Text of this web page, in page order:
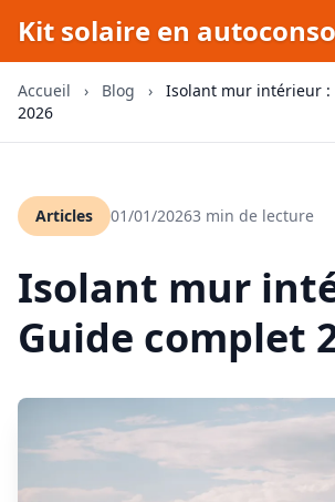
Kit solaire en
Accueil › Blog ›
Isolant mur intérieur :
2026
Articles 01/01/20263 min de lecture
Isolant mur
Guide complet